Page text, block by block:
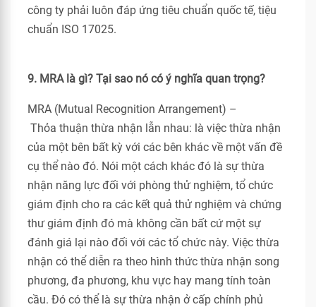
công ty phải luôn đáp ứng tiêu chuẩn quốc tế, tiệu
chuẩn ISO 17025.
9. MRA là gì? Tại sao nó có ý nghĩa quan trọng?
MRA (Mutual Recognition Arrangement) –
Thỏa thuận thừa nhận lẫn nhau: là việc thừa nhận
của một bên bất kỳ với các bên khác về một vấn đề
cụ thể nào đó. Nói một cách khác đó là sự thừa
nhận năng lực đối với phòng thử nghiệm, tổ chức
giám định cho ra các kết quả thử nghiệm và chứng
thư giám định đó mà không cần bất cứ một sự
đánh giá lại nào đối với các tổ chức này. Việc thừa
nhận có thể diễn ra theo hình thức thừa nhận song
phương, đa phương, khu vực hay mang tính toàn
cầu. Đó có thể là sự thừa nhận ở cấp chính phủ